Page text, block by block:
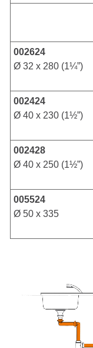
002624
Ø 32 x 280 (1¼”)
002424
Ø 40 x 230 (1½”)
002428
Ø 40 x 250 (1½”)
005524
Ø 50 x 335